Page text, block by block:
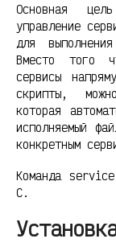
Основная
управление
для
Вместо того
сервисы
скрипты,
которая
исполняемый
конкретным
Команда service
C.